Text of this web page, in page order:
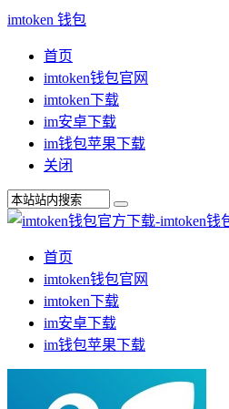
imtoken 钱包
首页
imtoken钱包官网
imtoken下载
im安卓下载
im钱包苹果下载
关闭
首页
imtoken钱包官网
imtoken下载
im安卓下载
im钱包苹果下载